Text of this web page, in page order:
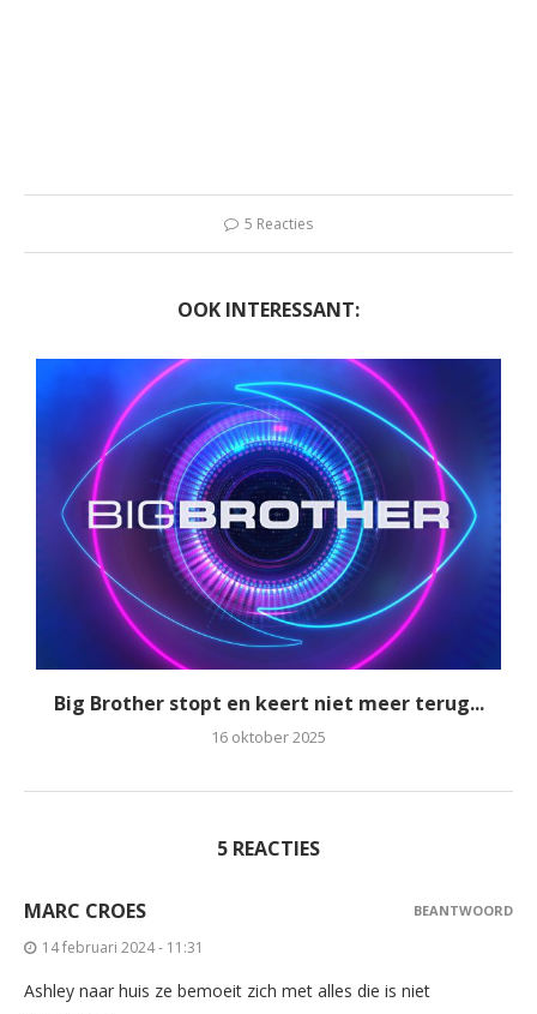
5 Reacties
OOK INTERESSANT:
Big Brother stopt en keert niet meer terug...
16 oktober 2025
5 REACTIES
MARC CROES
14 februari 2024 - 11:31
Ashley naar huis ze bemoeit zich met alles die is niet
BEANTWOORD